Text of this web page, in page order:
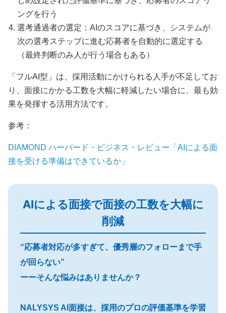
ングを行う
選考通過者の選定：AIのスコアに基づき、システムが
次の選考ステップに進む応募者を自動的に選定する
（最終判断のみ人が行う場合もある）
「フルAI型」は、採用活動にかけられる人手が不足してお
り、面接にかかる工数を大幅に軽減したい場合に、最も効
果を発揮する活用方法です。
参考：
DIAMOND ハーバード・ビジネス・レビュー「AIによる面
接を受ける準備はできているか」
AIによる面接で面接の工数を大幅に
削減
“応募者対応が多すぎて、優秀層のフォローまで手
が回らない”
ーーそんな悩みはありませんか？
NALYSYS AI面接は、採用のプロの評価基準を学習